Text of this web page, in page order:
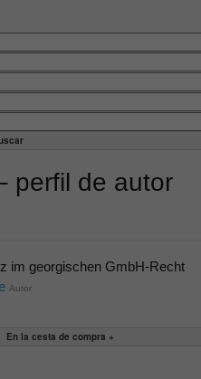
perfil de autor
im georgischen GmbH-Recht
Autor